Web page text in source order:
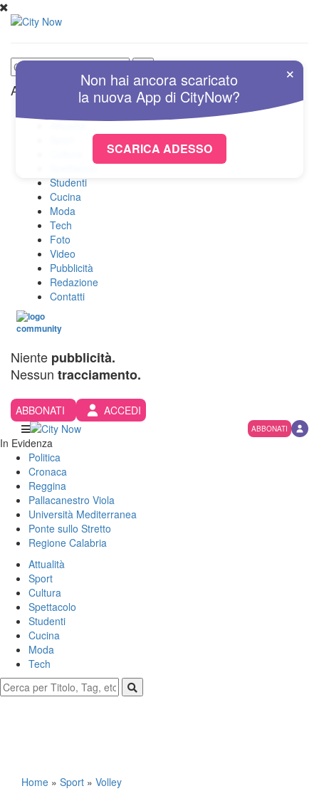
Altre Sezioni
Attualità
Spettacolo
Studenti
Cucina
Moda
Tech
Foto
Video
Pubblicità
Redazione
Contatti
Niente pubblicità.
Nessun tracciamento.
ABBONATI ACCEDI
ABBONATI
In Evidenza
Politica
Cronaca
Reggina
Pallacanestro Viola
Università Mediterranea
Ponte sullo Stretto
Regione Calabria
Attualità
Sport
Cultura
Spettacolo
Studenti
Cucina
Moda
Tech
Home » Sport » Volley
×
Non hai ancora scaricato
la nuovaApp di CityNow?
SCARICA ADESSO